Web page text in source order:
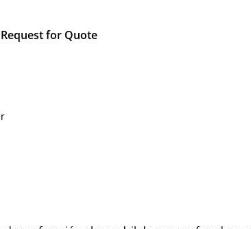
Request for Quote